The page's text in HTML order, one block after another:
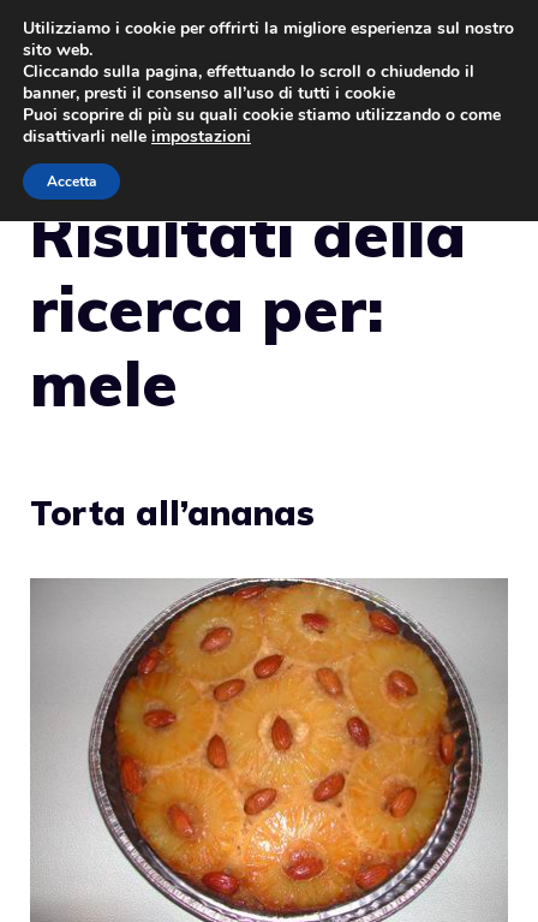
Vai
contenuto
Risultati della
ricerca per:
mele
Torta all’ananas
Utilizziamo i cookie per offrirti la migliore esperienza sul nostro
sito web.
Cliccando sulla pagina, effettuando lo scroll o chiudendo il
banner, presti il consenso all’uso di tutti i cookie
Puoi scoprire di più su quali cookie stiamo utilizzando o come
disattivarli nelle impostazioni
Accetta